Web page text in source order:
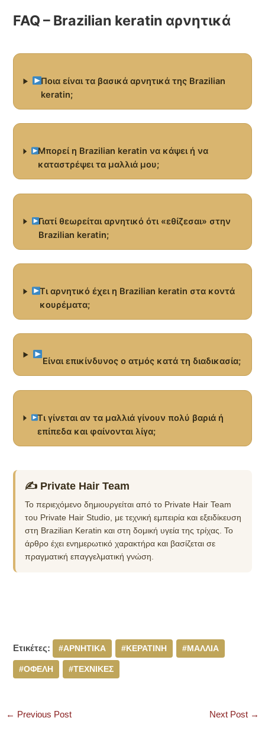
FAQ – Brazilian keratin αρνητικά
Ποια είναι τα βασικά αρνητικά της Brazilian
keratin;
Μπορεί η Brazilian keratin να κάψει ή να
καταστρέψει τα μαλλιά μου;
Γιατί θεωρείται αρνητικό ότι «εθίζεσαι» στην
Brazilian keratin;
Τι αρνητικό έχει η Brazilian keratin στα κοντά
κουρέματα;
Είναι επικίνδυνος ο ατμός κατά τη διαδικασία;
Τι γίνεται αν τα μαλλιά γίνουν πολύ βαριά ή
επίπεδα και φαίνονται λίγα;
✍ Private Hair Team
Το περιεχόμενο δημιουργείται από το Private Hair Team
του Private Hair Studio, με τεχνική εμπειρία και εξειδίκευση
στη Brazilian Keratin και στη δομική υγεία της τρίχας. Το
άρθρο έχει ενημερωτικό χαρακτήρα και βασίζεται σε
πραγματική επαγγελματική γνώση.
Ετικέτες: #ΑΡΝΗΤΙΚΑ #ΚΕΡΑΤΙΝΗ #ΜΑΛΛΙΑ
#ΟΦΕΛΗ #ΤΕΧΝΙΚΕΣ
← Previous Post Next Post →